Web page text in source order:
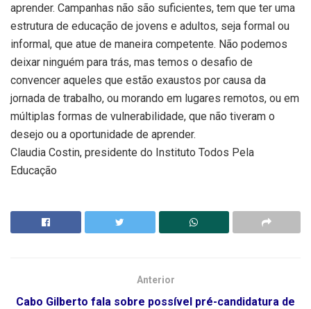
aprender. Campanhas não são suficientes, tem que ter uma
estrutura de educação de jovens e adultos, seja formal ou
informal, que atue de maneira competente. Não podemos
deixar ninguém para trás, mas temos o desafio de
convencer aqueles que estão exaustos por causa da
jornada de trabalho, ou morando em lugares remotos, ou em
múltiplas formas de vulnerabilidade, que não tiveram o
desejo ou a oportunidade de aprender.
Claudia Costin, presidente do Instituto Todos Pela
Educação
Anterior
Cabo Gilberto fala sobre possível pré-candidatura de